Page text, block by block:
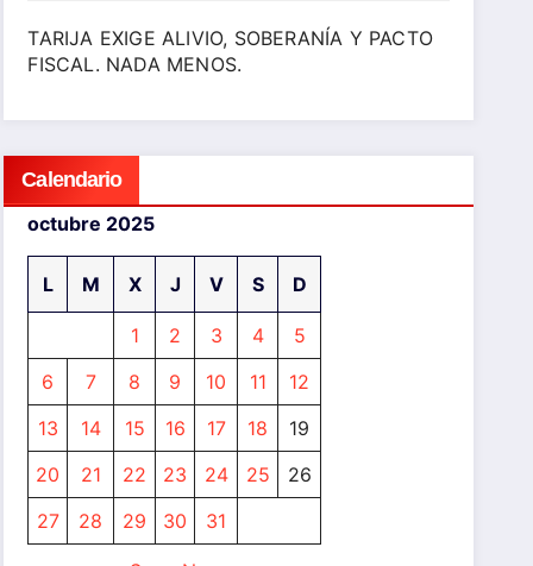
TARIJA EXIGE ALIVIO, SOBERANÍA Y PACTO
FISCAL. NADA MENOS.
Calendario
octubre 2025
L M X J V S D
1 2 3 4
5
6
7 8 9 10 11
12
13
14 15 16 17 18
19
20
21 22 23 24 25
26
27
28 29 30 31